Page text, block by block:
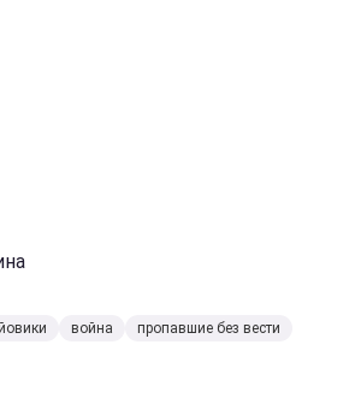
война
пропавшие без вести